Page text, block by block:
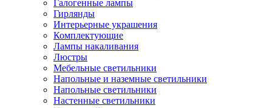
Галогенные лампы
Гирлянды
Интерьерные украшения
Комплектующие
Лампы накаливания
Люстры
Мебельные светильники
Напольные и наземные светильники
Напольные светильники
Настенные светильники